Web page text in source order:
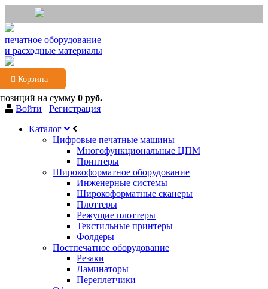
печатное оборудование
и расходные материалы
Корзина
на сумму 0 руб.
Войти
Регистрация
Каталог
Цифровые печатные машины
Многофункциональные ЦПМ
Принтеры
Широкоформатное оборудование
Инженерные системы
Широкоформатные сканеры
Плоттеры
Режущие плоттеры
Текстильные принтеры
Фолдеры
Постпечатное оборудование
Резаки
Ламинаторы
Переплетчики